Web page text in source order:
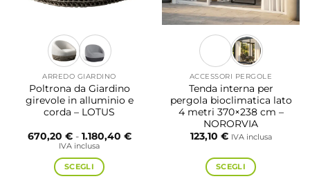
ARREDO GIARDINO
Poltrona da Giardino
girevole in alluminio e
corda – LOTUS
670,20 € - 1.180,40 €Fascia
IVA inclusa
SCEGLI
ACCESSORI PERGOLE
Tenda interna per
pergola bioclimatica lato
4 metri 370×238 cm –
NORORVIA
123,10 € IVA inclusa
SCEGLI